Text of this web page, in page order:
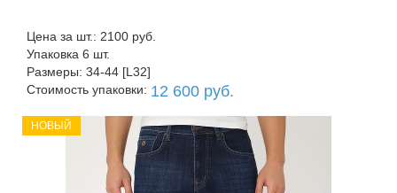
Цена за шт.: 2100 руб.
Упаковка 6 шт.
Размеры: 34-44 [L32]
Стоимость упаковки: 12 600 руб.
НОВЫЙ